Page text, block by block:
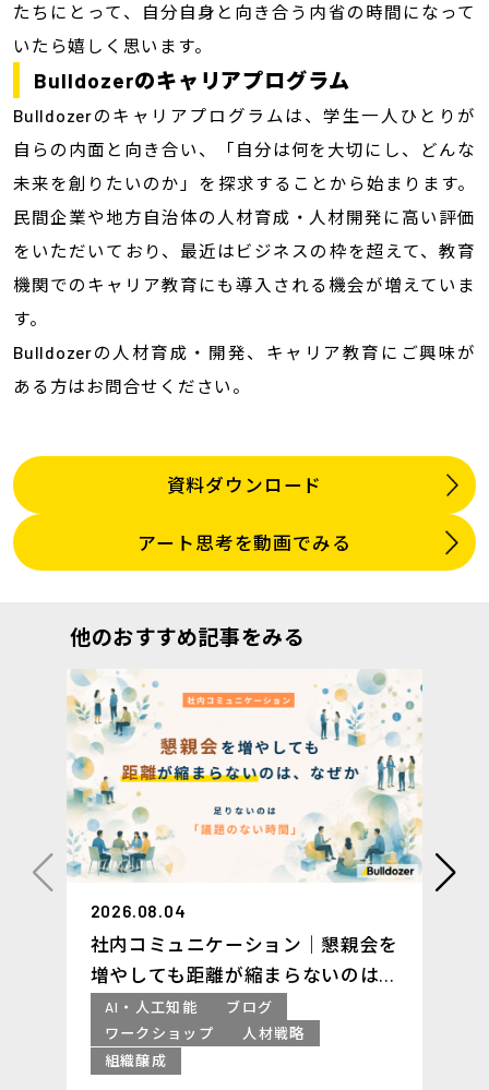
たちにとって、自分自身と向き合う内省の時間になって
いたら嬉しく思います。
Bulldozerのキャリアプログラム
Bulldozerのキャリアプログラムは、学生一人ひとりが
自らの内面と向き合い、「自分は何を大切にし、どんな
未来を創りたいのか」を探求することから始まります。
民間企業や地方自治体の人材育成・人材開発に高い評価
をいただいており、最近はビジネスの枠を超えて、教育
機関でのキャリア教育にも導入される機会が増えていま
す。
Bulldozerの人材育成・開発、キャリア教育にご興味が
ある方はお問合せください。
資料ダウンロード
アート思考を動画でみる
他のおすすめ記事をみる
2026.08.04
社内コミュニケーション｜懇親会を
増やしても距離が縮まらないのは、
なぜか ─足りないのは「議題のな
い時間」
AI・人工知能
ブログ
ワークショップ
人材戦略
組織醸成